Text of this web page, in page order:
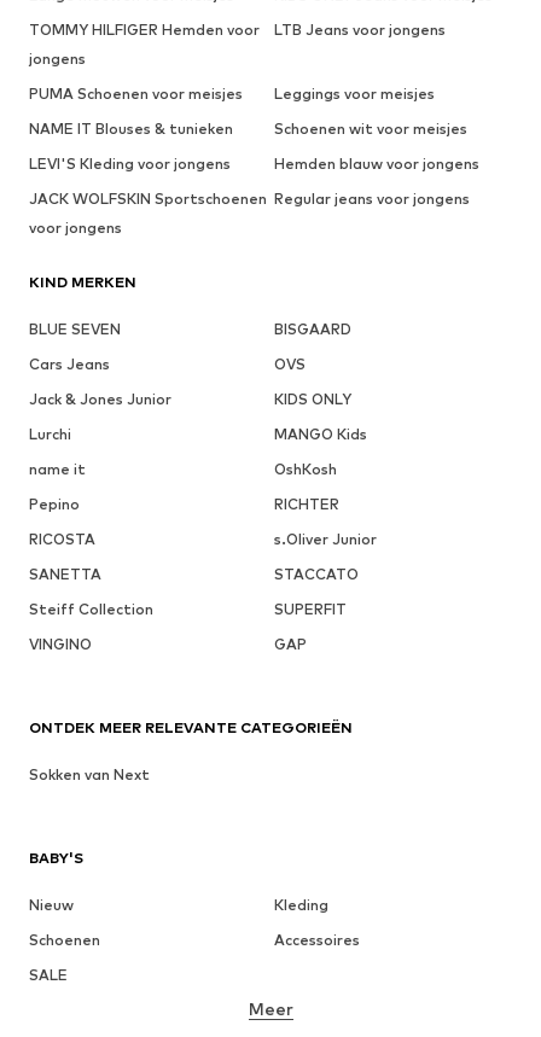
TOMMY HILFIGER Hemden voor
jongens
LTB Jeans voor jongens
PUMA Schoenen voor meisjes
Leggings voor meisjes
NAME IT Blouses & tunieken
Schoenen wit voor meisjes
LEVI'S Kleding voor jongens
Hemden blauw voor jongens
JACK WOLFSKIN Sportschoenen
voor jongens
Regular jeans voor jongens
KIND MERKEN
BLUE SEVEN
BISGAARD
Cars Jeans
OVS
Jack & Jones Junior
KIDS ONLY
Lurchi
MANGO Kids
name it
OshKosh
Pepino
RICHTER
RICOSTA
s.Oliver Junior
SANETTA
STACCATO
Steiff Collection
SUPERFIT
VINGINO
GAP
BABY'S
Nieuw
Kleding
Schoenen
Accessoires
SALE
Meer
ONTDEK MEER RELEVANTE CATEGORIEËN
Sokken van Next